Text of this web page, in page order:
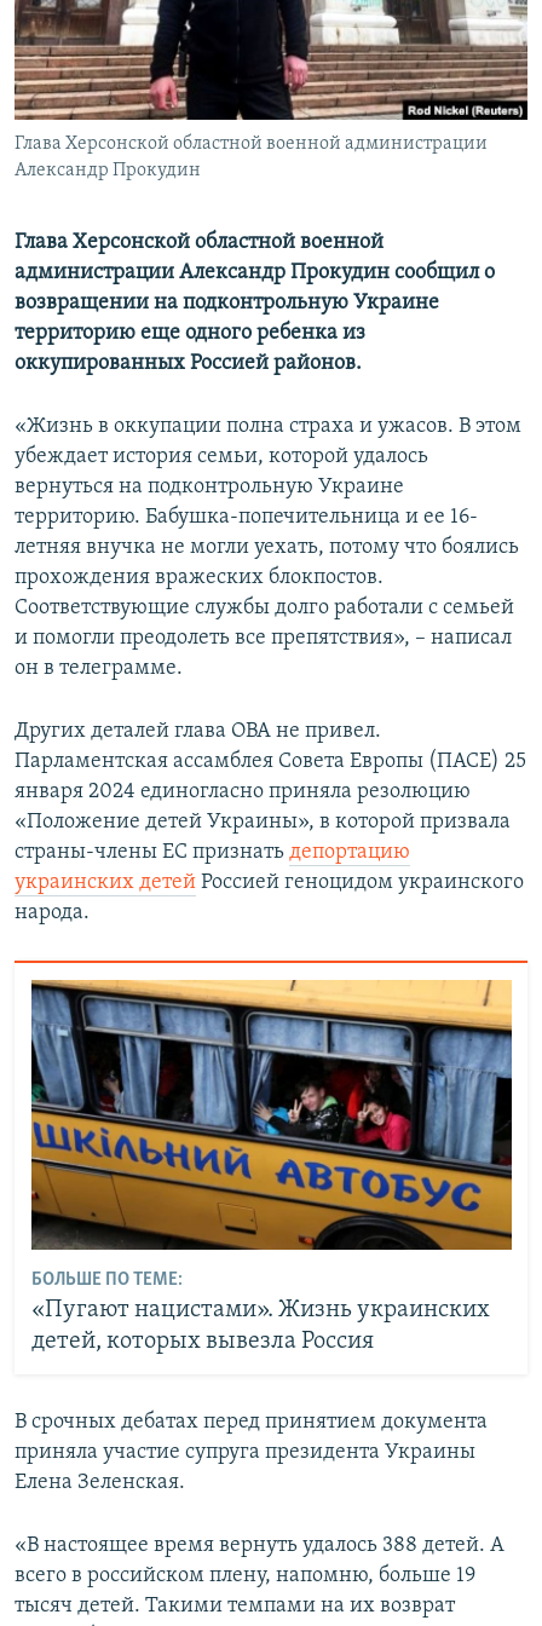
ПОБЕДИТЕЛЕЙ НЕ СУДЯТ?
КРЫМ.НЕПОКОРЕННЫЙ
ELIFBE
УКРАИНСКАЯ ПРОБЛЕМА КРЫМА
ПРИСОЕДИНЯЙТЕСЬ!
Все сайты RFE/RL
Глава Херсонской областной военной администрации
Александр Прокудин
Глава Херсонской областной военной
администрации Александр Прокудин сообщил о
возвращении на подконтрольную Украине
территорию еще одного ребенка из
оккупированных Россией районов.
«Жизнь в оккупации полна страха и ужасов. В этом
убеждает история семьи, которой удалось
вернуться на подконтрольную Украине
территорию. Бабушка-попечительница и ее 16-
летняя внучка не могли уехать, потому что боялись
прохождения вражеских блокпостов.
Соответствующие службы долго работали с семьей
и помогли преодолеть все препятствия», – написал
он в телеграмме.
Других деталей глава ОВА не привел.
Парламентская ассамблея Совета Европы (ПАСЕ) 25
января 2024 единогласно приняла резолюцию
«Положение детей Украины», в которой призвала
страны-члены ЕС признать депортацию
украинских детей Россией геноцидом украинского
народа.
БОЛЬШЕ ПО ТЕМЕ:
«Пугают нацистами». Жизнь украинских
детей, которых вывезла Россия
В срочных дебатах перед принятием документа
приняла участие супруга президента Украины
Елена Зеленская.
«В настоящее время вернуть удалось 388 детей. А
всего в российском плену, напомню, больше 19
тысяч детей. Такими темпами на их возврат